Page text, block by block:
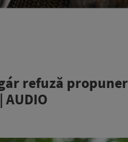
refuză